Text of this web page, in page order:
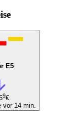
E5
9€
vor 14 min.